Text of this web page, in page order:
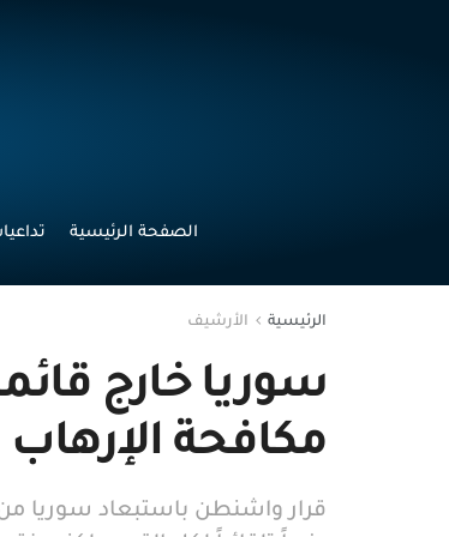
الصفحة الرئيسية
الرئيسية الأرشيف
سوريا خارج
مكافحة الإرهاب
قرار واشنطن باستبعاد سوريا من